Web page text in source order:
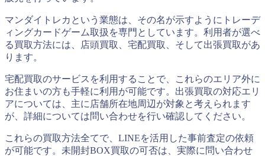
マンダイトレカという業態は、その名が示すようにトレーデ
ィングカードゲーム取扱を専門としています。利用者が選べ
る買取方法には、店頭買取、宅配買取、そして出張買取があ
ります。
宅配買取のサービスを利用することで、これらのエリア外に
お住まいの方も手軽に利用が可能です。出張買取の対応エリ
アについては、主に店舗所在地周辺が対象と考えられます
が、詳細については問い合わせを行い確認してください。
これらの買取方法全てで、LINEを活用した事前査定の依頼
が可能です。未開封BOX買取の可否は、実際に問い合わせ